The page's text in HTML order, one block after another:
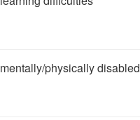
mentally/physically disabled